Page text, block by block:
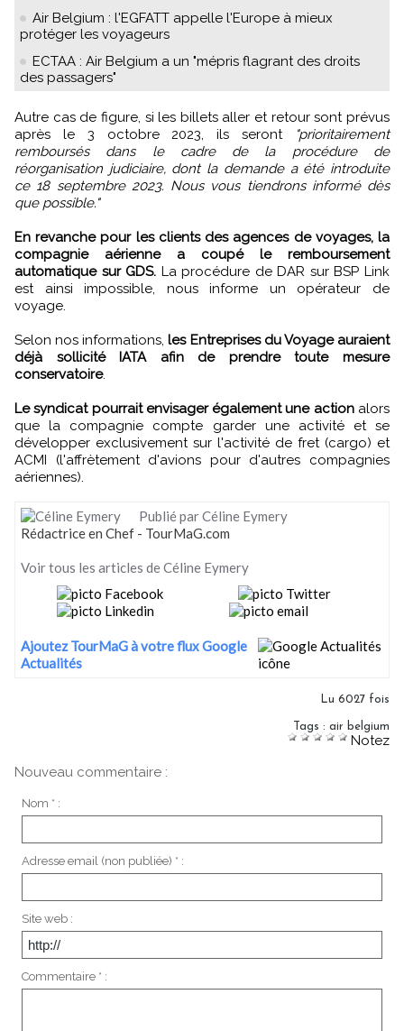
Air Belgium : l'EGFATT appelle l'Europe à mieux
protéger les voyageurs
ECTAA : Air Belgium a un "mépris flagrant des droits
des passagers"
Autre cas de figure, si les billets aller et retour sont prévus
après le 3 octobre 2023, ils seront
"prioritairement
remboursés dans le cadre de la procédure de
réorganisation judiciaire, dont la demande a été introduite
ce 18 septembre 2023. Nous vous tiendrons informé dès
que possible."
En revanche pour les clients des agences de voyages, la
compagnie aérienne a coupé le remboursement
automatique sur GDS. La procédure de DAR sur BSP Link
est ainsi impossible, nous informe un opérateur de
voyage.
Selon nos informations, les Entreprises du Voyage auraient
déjà sollicité IATA afin de prendre toute mesure
conservatoire.
Le syndicat pourrait envisager également une actionalors
que la compagnie compte garder une activité et se
développer exclusivement sur l'activité de fret (cargo) et
ACMI (l'affrètement d'avions pour d'autres compagnies
aériennes).
Publié par Céline Eymery
Rédactrice en Chef - TourMaG.com
Voir tous les articles de Céline Eymery
Ajoutez TourMaG à votre flux Google
Actualités
Lu 6027 fois
Tags : air belgium
Notez
Nouveau commentaire :
Nom * :
Adresse email (non publiée) * :
Site web :
Commentaire * :